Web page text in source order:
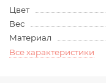
Цвет
Вес
Материал
Все характеристики